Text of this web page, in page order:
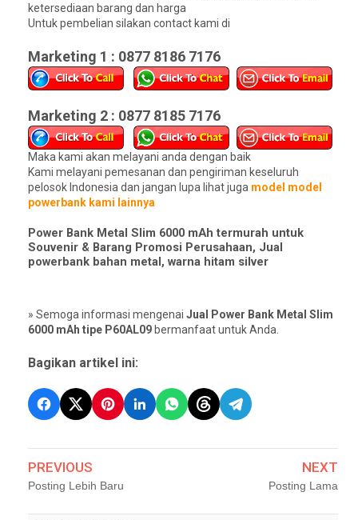
ketersediaan barang dan harga
Untuk pembelian silakan contact kami di
Marketing 1 : 0877 8186 7176
Marketing 2 : 0877 8185 7176
Maka kami akan melayani anda dengan baik
Kami melayani pemesanan dan pengiriman keseluruh
pelosok Indonesia dan jangan lupa lihat juga model model
powerbank kami lainnya
Power Bank Metal Slim 6000 mAh termurah untuk
Souvenir & Barang Promosi Perusahaan, Jual
powerbank bahan metal, warna hitam silver
» Semoga informasi mengenai Jual Power Bank Metal Slim
6000 mAh tipe P60AL09 bermanfaat untuk Anda.
Bagikan artikel ini:
PREVIOUS
Posting Lebih Baru
NEXT
Posting Lama